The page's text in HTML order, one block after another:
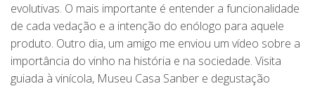
evolutivas. O mais importante é entender a funcionalidade
de cada vedação e a intenção do enólogo para aquele
produto. Outro dia, um amigo me enviou um vídeo sobre a
importância do vinho na história e na sociedade. Visita
guiada à vinícola, Museu Casa Sanber e degustação